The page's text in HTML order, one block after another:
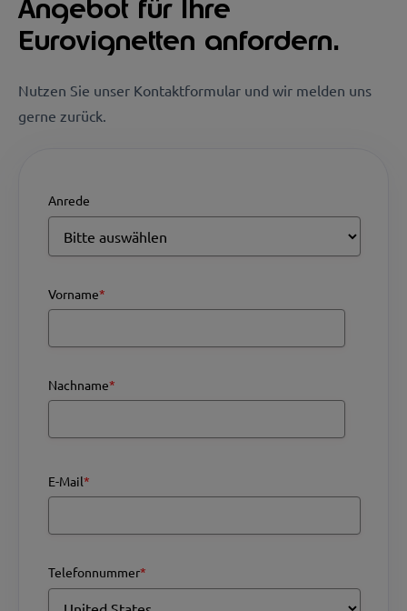
Angebot für Ihre
Eurovignetten anfordern.
Nutzen Sie unser Kontaktformular und wir melden uns
gerne zurück.
Anrede
Vorname*
Nachname*
E-Mail*
Telefonnummer*